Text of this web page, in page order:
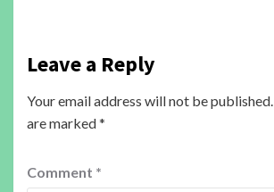
Leave a Reply
Your email address will not be published.
are marked*
Comment *